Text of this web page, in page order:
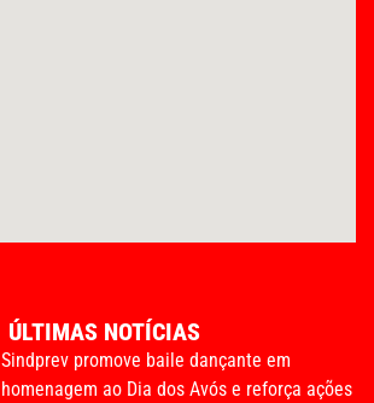
ÚLTIMAS NOTÍCIAS
Sindprev promove baile dançante em
homenagem ao Dia dos Avós e reforça ações